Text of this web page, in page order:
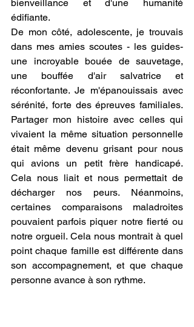
bienveillance et d'une humanité
édifiante.
De mon côté, adolescente, je trouvais
dans mes amies scoutes - les guides-
une incroyable bouée de sauvetage,
une bouffée d'air salvatrice et
réconfortante. Je m'épanouissais avec
sérénité, forte des épreuves familiales.
Partager mon histoire avec celles qui
vivaient la même situation personnelle
était même devenu grisant pour nous
qui avions un petit frère handicapé.
Cela nous liait et nous permettait de
décharger nos peurs. Néanmoins,
certaines comparaisons maladroites
pouvaient parfois piquer notre fierté ou
notre orgueil. Cela nous montrait à quel
point chaque famille est différente dans
son accompagnement, et que chaque
personne avance à son rythme.